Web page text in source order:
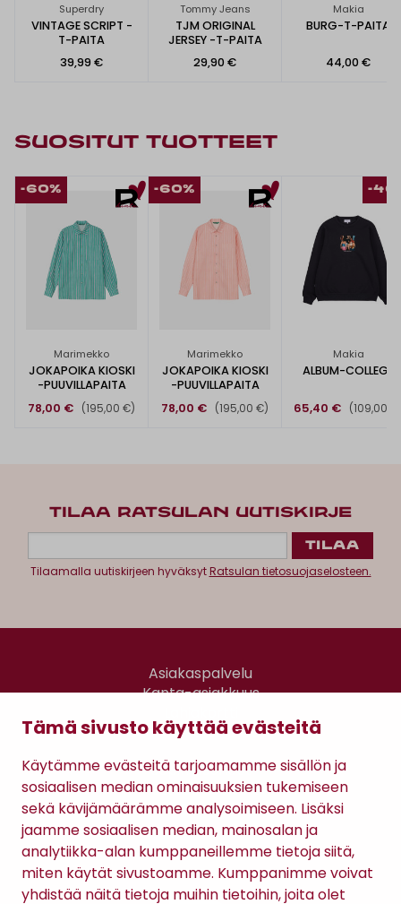
Tämä sivusto käyttää evästeitä
Käytämme evästeitä tarjoamamme sisällön ja
sosiaalisen median ominaisuuksien tukemiseen
sekä kävijämäärämme analysoimiseen. Lisäksi
jaamme sosiaalisen median, mainosalan ja
analytiikka-alan kumppaneillemme tietoja siitä,
miten käytät sivustoamme. Kumppanimme voivat
yhdistää näitä tietoja muihin tietoihin, joita olet
Superdry
VINTAGE SCRIPT -
T-PAITA
39,99 €
Tommy Jeans
TJM ORIGINAL
JERSEY -T-PAITA
29,90 €
Makia
BURG-T-PAITA
44,00 €
SUOSITUT TUOTTEET
-60%
Marimekko
JOKAPOIKA KIOSKI
-PUUVILLAPAITA
78,00 €
(195,00 €)
-60%
Marimekko
JOKAPOIKA KIOSKI
-PUUVILLAPAITA
78,00 €
(195,00 €)
-
Makia
ALBUM-COLLEGE
65,40 € (109,00
TILAA RATSULAN UUTISKIRJE
Tilaamalla uutiskirjeen hyväksytRatsulan tietosuojaselosteen.
Asiakaspalvelu
Kanta-asiakkuus
Gomee Ratsula Café
Sopimusehdot
Tietosuojaseloste
Maksutavat